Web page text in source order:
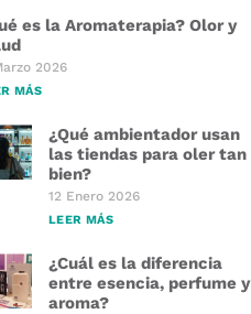
es la Aromaterapia? Olor y
2026
MÁS
¿Qué ambientador usan
las tiendas para oler tan
bien?
12 Enero 2026
LEER MÁS
¿Cuál es la diferencia
entre esencia, perfume y
aroma?